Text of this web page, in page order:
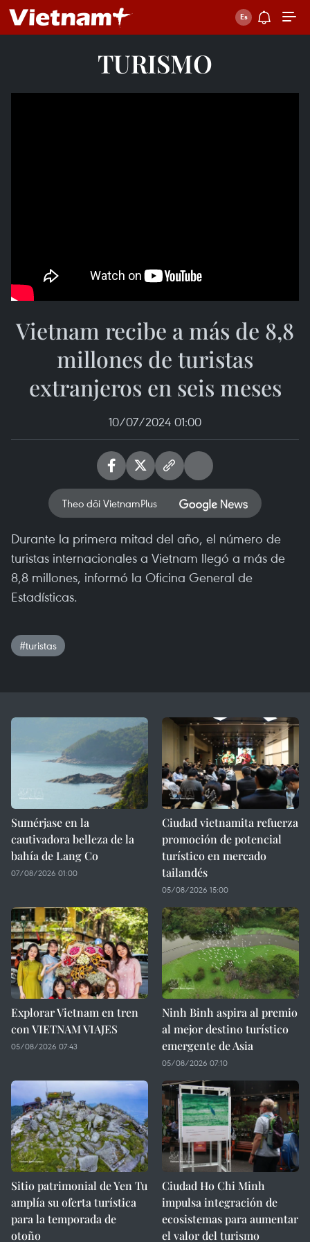
TURISMO
Vietnam recibe a más de 8,8
millones de turistas
extranjeros en seis meses
10/07/2024 01:00
Theo dõi VietnamPlus
Durante la primera mitad del año, el número de
turistas internacionales a Vietnam llegó a más de
8,8 millones, informó la Oficina General de
Estadísticas.
#turistas
Sumérjase en la
cautivadora belleza de la
bahía de Lang Co
07/08/2026 01:00
Ciudad vietnamita refuerza
promoción de potencial
turístico en mercado
tailandés
05/08/2026 15:00
Explorar Vietnam en tren
con VIETNAM VIAJES
05/08/2026 07:43
Ninh Binh aspira al premio
al mejor destino turístico
emergente de Asia
05/08/2026 07:10
Sitio patrimonial de Yen Tu
amplía su oferta turística
para la temporada de
otoño
Ciudad Ho Chi Minh
impulsa integración de
ecosistemas para aumentar
el valor del turismo